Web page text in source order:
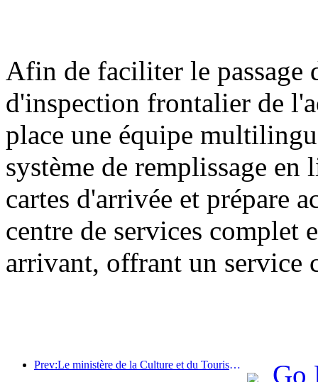
Afin de faciliter le passage
d'inspection frontalier de
place une équipe
système de remplissage
cartes d'arrivée et prépare
centre de services complet
arrivant, offrant un service
Prev:Le ministère de la Culture et du Tourisme a indiqué qu'en 2025, 16 994 sites touristiques de niveau A ont accueilli 7,51 milliards de visiteurs, générant des recettes touristiques de 554,49 milliards de yuans. Go